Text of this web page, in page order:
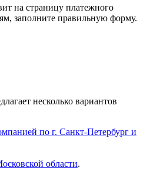
на страницу платежного
заполните правильную форму.
несколько вариантов
по г. Санкт-Петербург и
области.